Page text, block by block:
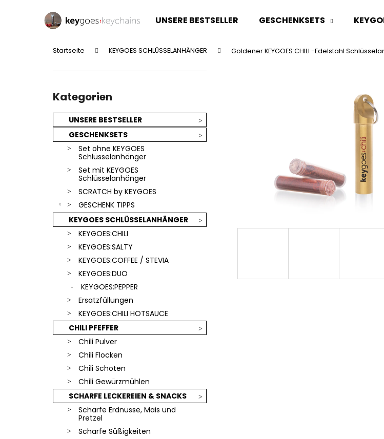
UNSERE BESTSELLER GESCHENKSETS
Startseite KEYGOES SCHLÜSSELANHÄNGER Goldener KEYGOES:CHILI -Edelstahl
überspringen
Kategorien
UNSERE BESTSELLER
GESCHENKSETS
Set ohne KEYGOES
Schlüsselanhänger
Set mit KEYGOES
Schlüsselanhänger
SCRATCH by KEYGOES
GESCHENK TIPPS
KEYGOES SCHLÜSSELANHÄNGER
KEYGOES:CHILI
KEYGOES:SALTY
KEYGOES:COFFEE / STEVIA
KEYGOES:DUO
KEYGOES:PEPPER
Ersatzfüllungen
KEYGOES:CHILI HOTSAUCE
CHILI PFEFFER
Chili Pulver
Chili Flocken
Chili Schoten
Chili Gewürzmühlen
SCHARFE LECKEREIEN & SNACKS
Scharfe Erdnüsse, Mais und
Pretzel
Scharfe Süßigkeiten
Zurück
Einkaufen
Zurück
Einkaufen
Was suchen Sie?
SILBERNER KEYGOES:CHILI - EDELSTAHL
SCHLÜSSELANHÄNGER
€18,90
ERDNÜSSE